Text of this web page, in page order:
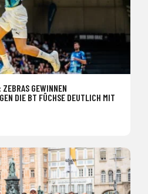
GEWINNEN
DIE BT FÜCHSE DEUTLICH MIT